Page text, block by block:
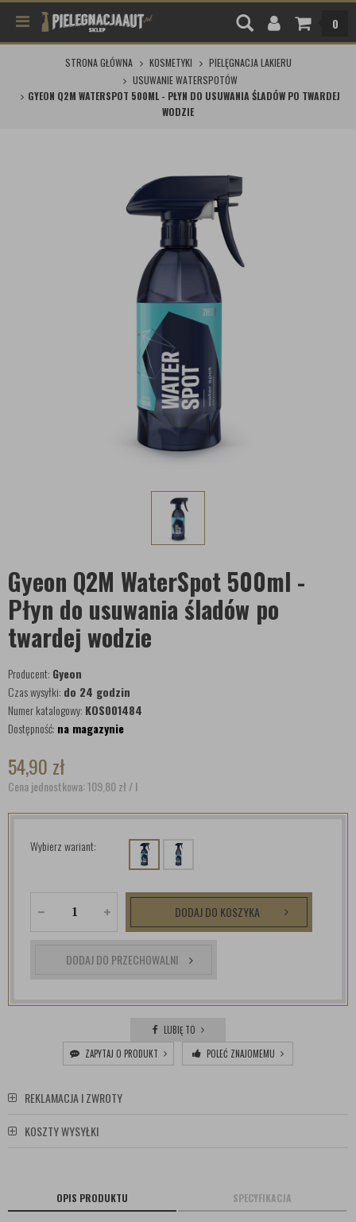
0
STRONA GŁÓWNA KOSMETYKI
PIELĘGNACJA LAKIERU
USUWANIE WATERSPOTÓW
GYEON Q2M WATERSPOT 500ML - PŁYN DO USUWANIA ŚLADÓW PO TWARDEJ
WODZIE
Gyeon Q2M WaterSpot 500ml -
Płyn do usuwania śladów po
twardej wodzie
Producent: Gyeon
Czas wysyłki: do 24 godzin
Numer katalogowy: KOS001484
Dostępność: na magazynie
54,90 zł
Cena jednostkowa: 109,80zł/ l
Wybierz wariant:
DODAJ DO KOSZYKA
DODAJ DO PRZECHOWALNI
LUBIĘ TO
ZAPYTAJ O PRODUKT
POLEĆ ZNAJOMEMU
REKLAMACJA I ZWROTY
KOSZTY WYSYŁKI
OPIS PRODUKTU SPECYFIKACJA